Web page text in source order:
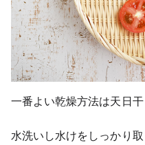
一番よい乾燥方法は天日干
水洗いし水けをしっかり